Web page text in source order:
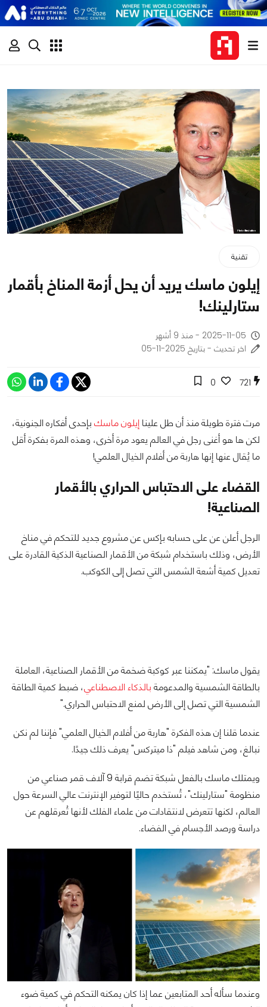
تقنية
إيلون ماسك يريد أن يحل أزمة المناخ بأقمار
ستارلينك!
2025-11-05 - منذ 9 أشهر
اخر تحديث - بتاريخ 2025-11-05
721
0
مرت فترة طويلة منذ أن طل علينا إيلون ماسك بإحدى أفكاره الجنونية،
لكن ها هو أغنى رجل في العالم يعود مرة أخرى، وهذه المرة بفكرة أقل
ما يُقال عنها إنها هاربة من أفلام الخيال العلمي!
القضاء على الاحتباس الحراري بالأقمار
الصناعية!
الرجل أعلن عن على حسابه بإكس عن مشروع جديد للتحكم في مناخ
الأرض، وذلك باستخدام شبكة من الأقمار الصناعية الذكية القادرة على
تعديل كمية أشعة الشمس التي تصل إلى الكوكب.
يقول ماسك: "يمكننا عبر كوكبة ضخمة من الأقمار الصناعية، العاملة
بالطاقة الشمسية والمدعومة بالذكاء الاصطناعي، ضبط كمية الطاقة
الشمسية التي تصل إلى الأرض لمنع الاحتباس الحراري."
عندما قلنا إن هذه الفكرة "هاربة من أفلام الخيال العلمي" فإننا لم نكن
نبالغ، ومن شاهد فيلم "ذا ميتركس" يعرف ذلك جيدًا.
ويمتلك ماسك بالفعل شبكة تضم قرابة 9 آلاف قمر صناعي من
منظومة "ستارلينك"، تُستخدم حاليًا لتوفير الإنترنت عالي السرعة حول
العالم، لكنها تتعرض لانتقادات من علماء الفلك لأنها تُعرقلهم عن
دراسة ورصد الأجسام في الفضاء.
وعندما سأله أحد المتابعين عما إذا كان يمكنه التحكم في كمية ضوء